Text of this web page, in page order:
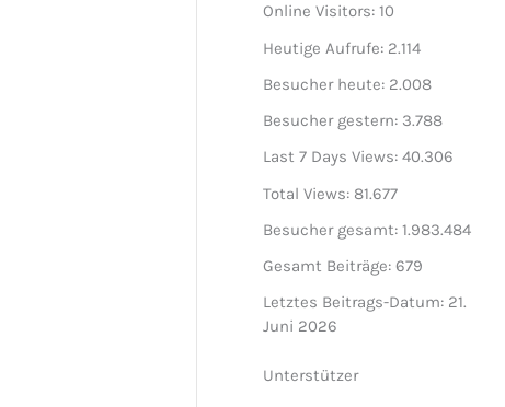
Online Visitors:10
Heutige Aufrufe: 2.114
Besucher heute: 2.008
Besucher gestern: 3.788
Last 7 Days Views:40.306
Total Views: 81.677
Besucher gesamt:1.983.484
Gesamt Beiträge:679
Letztes Beitrags-Datum: 21.
Juni 2026
Unterstützer